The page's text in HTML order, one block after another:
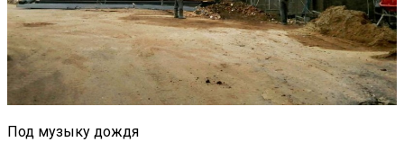
Под музыку дождя